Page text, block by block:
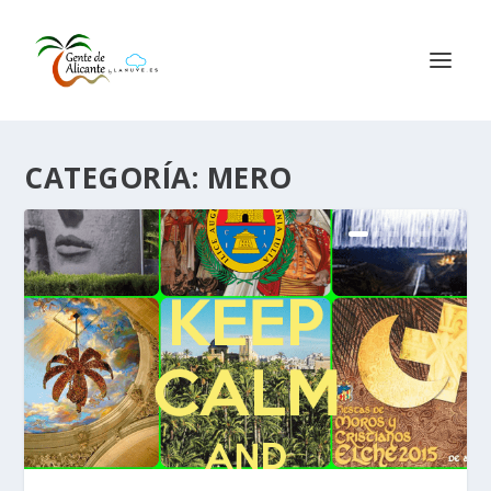
CATEGORÍA: MERO